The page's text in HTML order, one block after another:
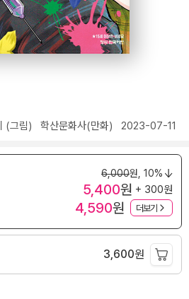
(그림) 학산문화사(만화) 2023-07-11
6,000원, 10%
5,400원 + 300원
4,590원 더보기
3,600원